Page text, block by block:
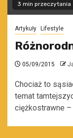
3 min przeczytania
Artykuły Lifestyle
05/09/2015
Chociaż to
temat
ciężkostrawne –